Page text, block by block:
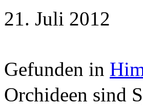
21. Juli 2012
Gefunden in
Orchideen sind